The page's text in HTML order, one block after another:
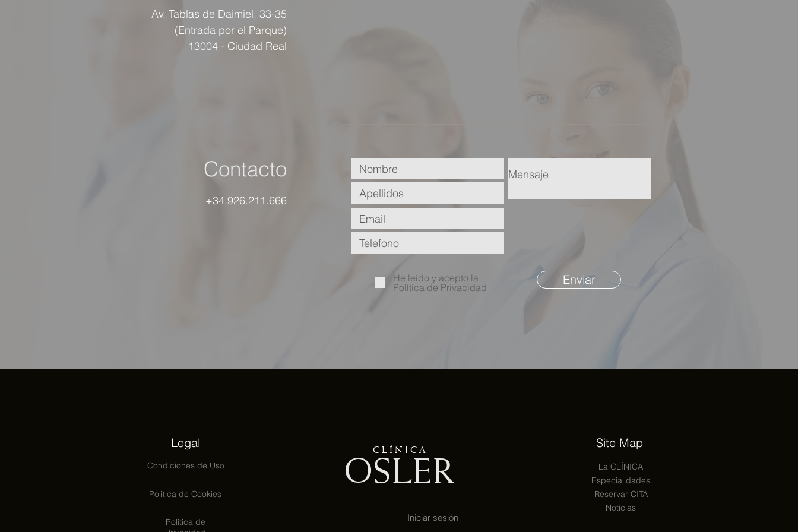
Av. Tablas de Daimiel, 33-35
(Entrada por el Parque)
13004 - Ciudad Real
Contacto
+34.926.211.666
He leído y acepto la
Política de Privacidad
Enviar
Legal
Condiciones de Uso
Politica de Cookies
Politica de
C L Í N I C A
OSLER
Iniciar sesión
Site Map
La CLÍNICA
Especialidades
Reservar CITA
Noticias